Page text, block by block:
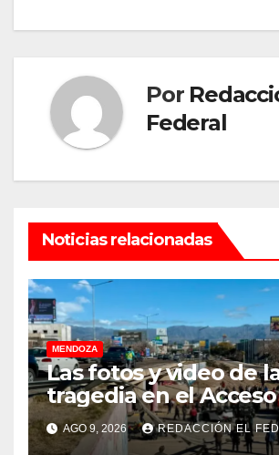
Por
Federal
Noticias relacionadas
MENDOZA
Las fotos y video de
tragedia en el
donde murió un
familia
AGO 9, 2026 REDACCIÓN EL